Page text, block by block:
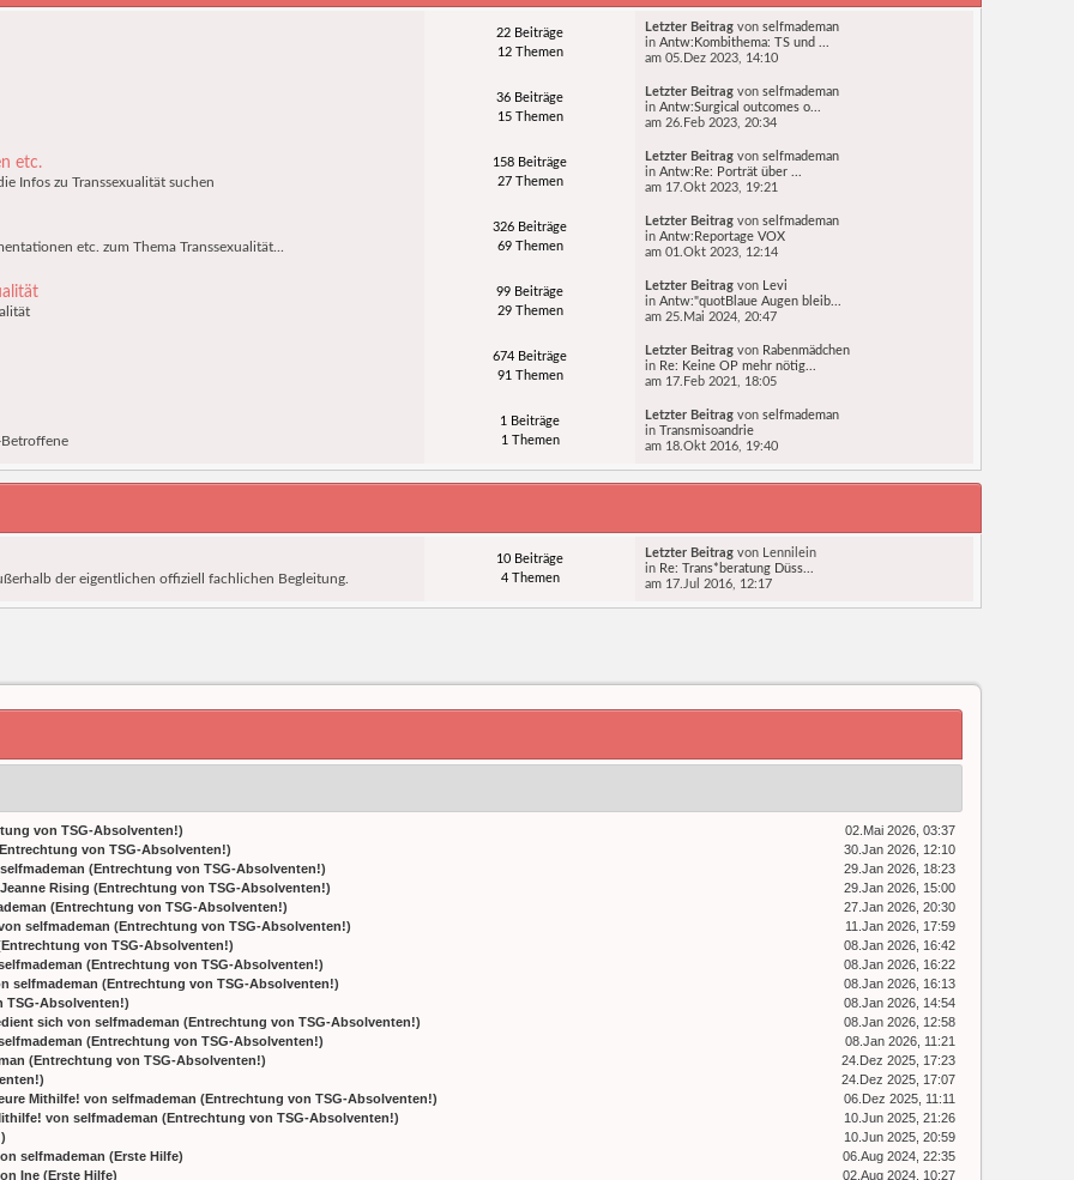
22 Beiträge
12 Themen
Letzter Beitragvon selfmademan
in Antw:Kombithema: TS und ...
am 05.Dez 2023, 14:10
36 Beiträge
15 Themen
Letzter Beitragvon selfmademan
in Antw:Surgical outcomes o...
am 26.Feb 2023, 20:34
etc.
Infos zu Transsexualität suchen
158 Beiträge
27 Themen
Letzter Beitragvon selfmademan
in Antw:Re: Porträt über ...
am 17.Okt 2023, 19:21
etc. zum Thema Transsexualität...
326 Beiträge
69 Themen
Letzter Beitragvon selfmademan
in Antw:Reportage VOX
am 01.Okt 2023, 12:14
99 Beiträge
29 Themen
Letzter Beitragvon Levi
in Antw:"quotBlaue Augen bleib...
am 25.Mai 2024, 20:47
674 Beiträge
91 Themen
Letzter Beitragvon Rabenmädchen
in Re: Keine OP mehr nötig...
am 17.Feb 2021, 18:05
Betroffene
1 Beiträge
1 Themen
Letzter Beitragvon selfmademan
in
Transmisoandrie
am 18.Okt 2016, 19:40
der eigentlichen offiziell fachlichen Begleitung.
10 Beiträge
4 Themen
Letzter Beitragvon Lennilein
in Re: Trans*beratung Düss...
am 17.Jul 2016, 12:17
von TSG-Absolventen!)
02.Mai 2026, 03:37
von TSG-Absolventen!)
30.Jan 2026, 12:10
selfmademan (Entrechtung von TSG-Absolventen!)
29.Jan 2026, 18:23
Jeanne Rising (Entrechtung von TSG-Absolventen!)
29.Jan 2026, 15:00
(Entrechtung von TSG-Absolventen!)
27.Jan 2026, 20:30
selfmademan (Entrechtung von TSG-Absolventen!)
11.Jan 2026, 17:59
Entrechtung von TSG-Absolventen!)
08.Jan 2026, 16:42
(Entrechtung von TSG-Absolventen!)
08.Jan 2026, 16:22
selfmademan (Entrechtung von TSG-Absolventen!)
08.Jan 2026, 16:13
TSG-Absolventen!)
08.Jan 2026, 14:54
sich von selfmademan (Entrechtung von TSG-Absolventen!)
08.Jan 2026, 12:58
(Entrechtung von TSG-Absolventen!)
08.Jan 2026, 11:21
(Entrechtung von TSG-Absolventen!)
24.Dez 2025, 17:23
)
24.Dez 2025, 17:07
Mithilfe! von selfmademan (Entrechtung von TSG-Absolventen!)
06.Dez 2025, 11:11
von selfmademan (Entrechtung von TSG-Absolventen!)
10.Jun 2025, 21:26
)
10.Jun 2025, 20:59
selfmademan (Erste Hilfe)
06.Aug 2024, 22:35
Ine(Erste Hilfe) 02.Aug 2024, 10:27